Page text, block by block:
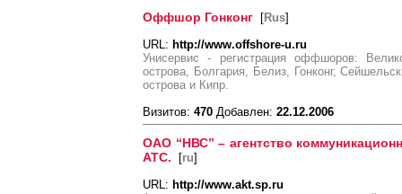
Оффшор Гонконг [Rus]
URL: http://www.offshore-u.ru
Унисервис - регистрация оффшоров:
острова, Болгария, Белиз, Гонконг,
острова и Кипр.
Визитов: 470 Добавлен: 22.12.2006
ОАО “НВС” – агентство
АТС. [ru]
URL: http://www.akt.sp.ru